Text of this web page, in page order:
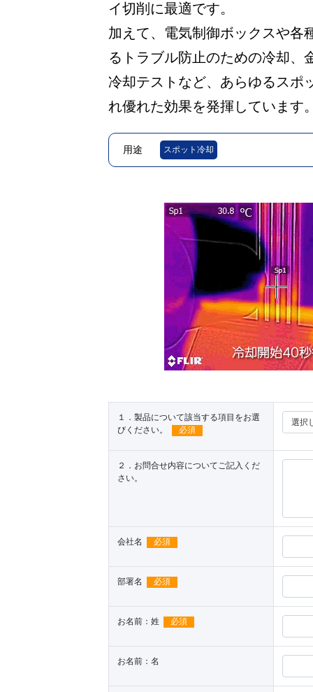
イ切削に最適です。
加えて、電気制御ボックスや各
るトラブル防止のための冷却、
冷却テストなど、あらゆるスポ
れ優れた効果を発揮しています
用途 スポット冷却